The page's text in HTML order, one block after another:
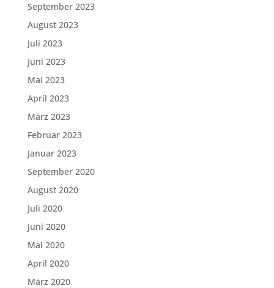
September 2023
August 2023
Juli 2023
Juni 2023
Mai 2023
April 2023
März 2023
Februar 2023
Januar 2023
September 2020
August 2020
Juli 2020
Juni 2020
Mai 2020
April 2020
März 2020